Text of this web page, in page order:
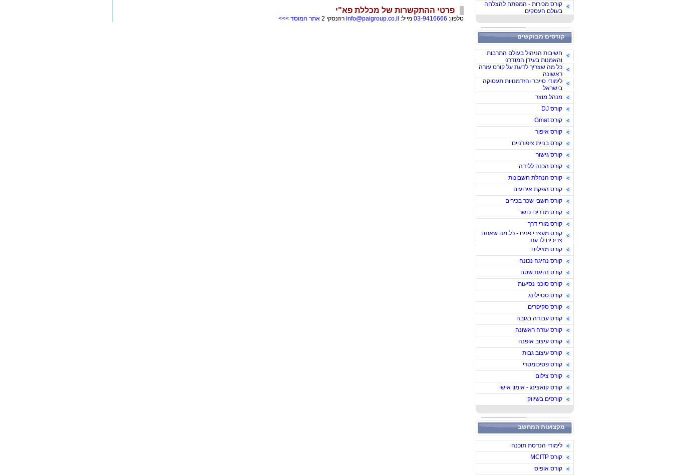
פרטי ההתקשרות של מכללת פא"י
טלפון: 03-9416666 מייל: info@paigroup.co.il רוזנסקי 2 אתר המוסד >>>
קורס מכירות - המפתח להצלחה
בעולם העסקים
קורסים מבוקשים
חשיבות הניהול בעולם התרבות
והאמנות בעידן המודרני
כל מה שצריך לדעת על קורס עזרה
ראשונה
לימודי סייבר והזדמנויות תעסוקה
בישראל
מנהל מוצר
קורס DJ
קורס Gmat
קורס איפור
קורס בניית ציפורניים
קורס גישור
קורס הכנה ללידה
קורס הנהלת חשבונות
קורס הפקת אירועים
קורס חשבי שכר בכירים
קורס מדריכי כושר
קורס מורי דרך
קורס מעצבי פנים - כל מה שאתם
צריכים לדעת
קורס מצילים
קורס נהיגה נכונה
קורס נהיגת שטח
קורס סוכני נסיעות
קורס סטיילינג
קורס סקיפרים
קורס עבודה בגובה
קורס עזרה ראשונה
קורס עיצוב אופנה
קורס עיצוב גבות
קורס פסיכומטרי
קורס צילום
קורס קואצינג - אימון אישי
קורסים בשיווק
מקצועות המחשב
לימודי הנדסת תוכנה
קורס MCITP
קורס אופיס